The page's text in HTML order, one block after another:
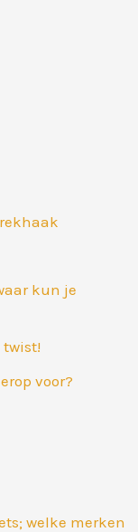
kun je
twist!
voor?
welke merken